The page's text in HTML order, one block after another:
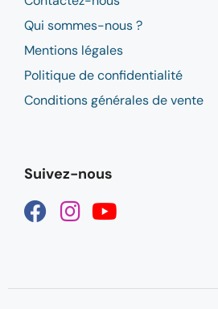
Qui sommes-nous ?
Mentions légales
Politique de confidentialité
Conditions générales de vente
Suivez-nous